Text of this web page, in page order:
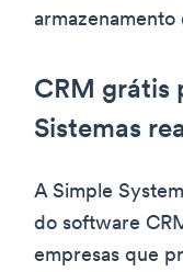
CRM grátis
Sistemas
A Simple
do software
empresas que